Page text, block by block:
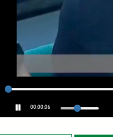
00:00:06